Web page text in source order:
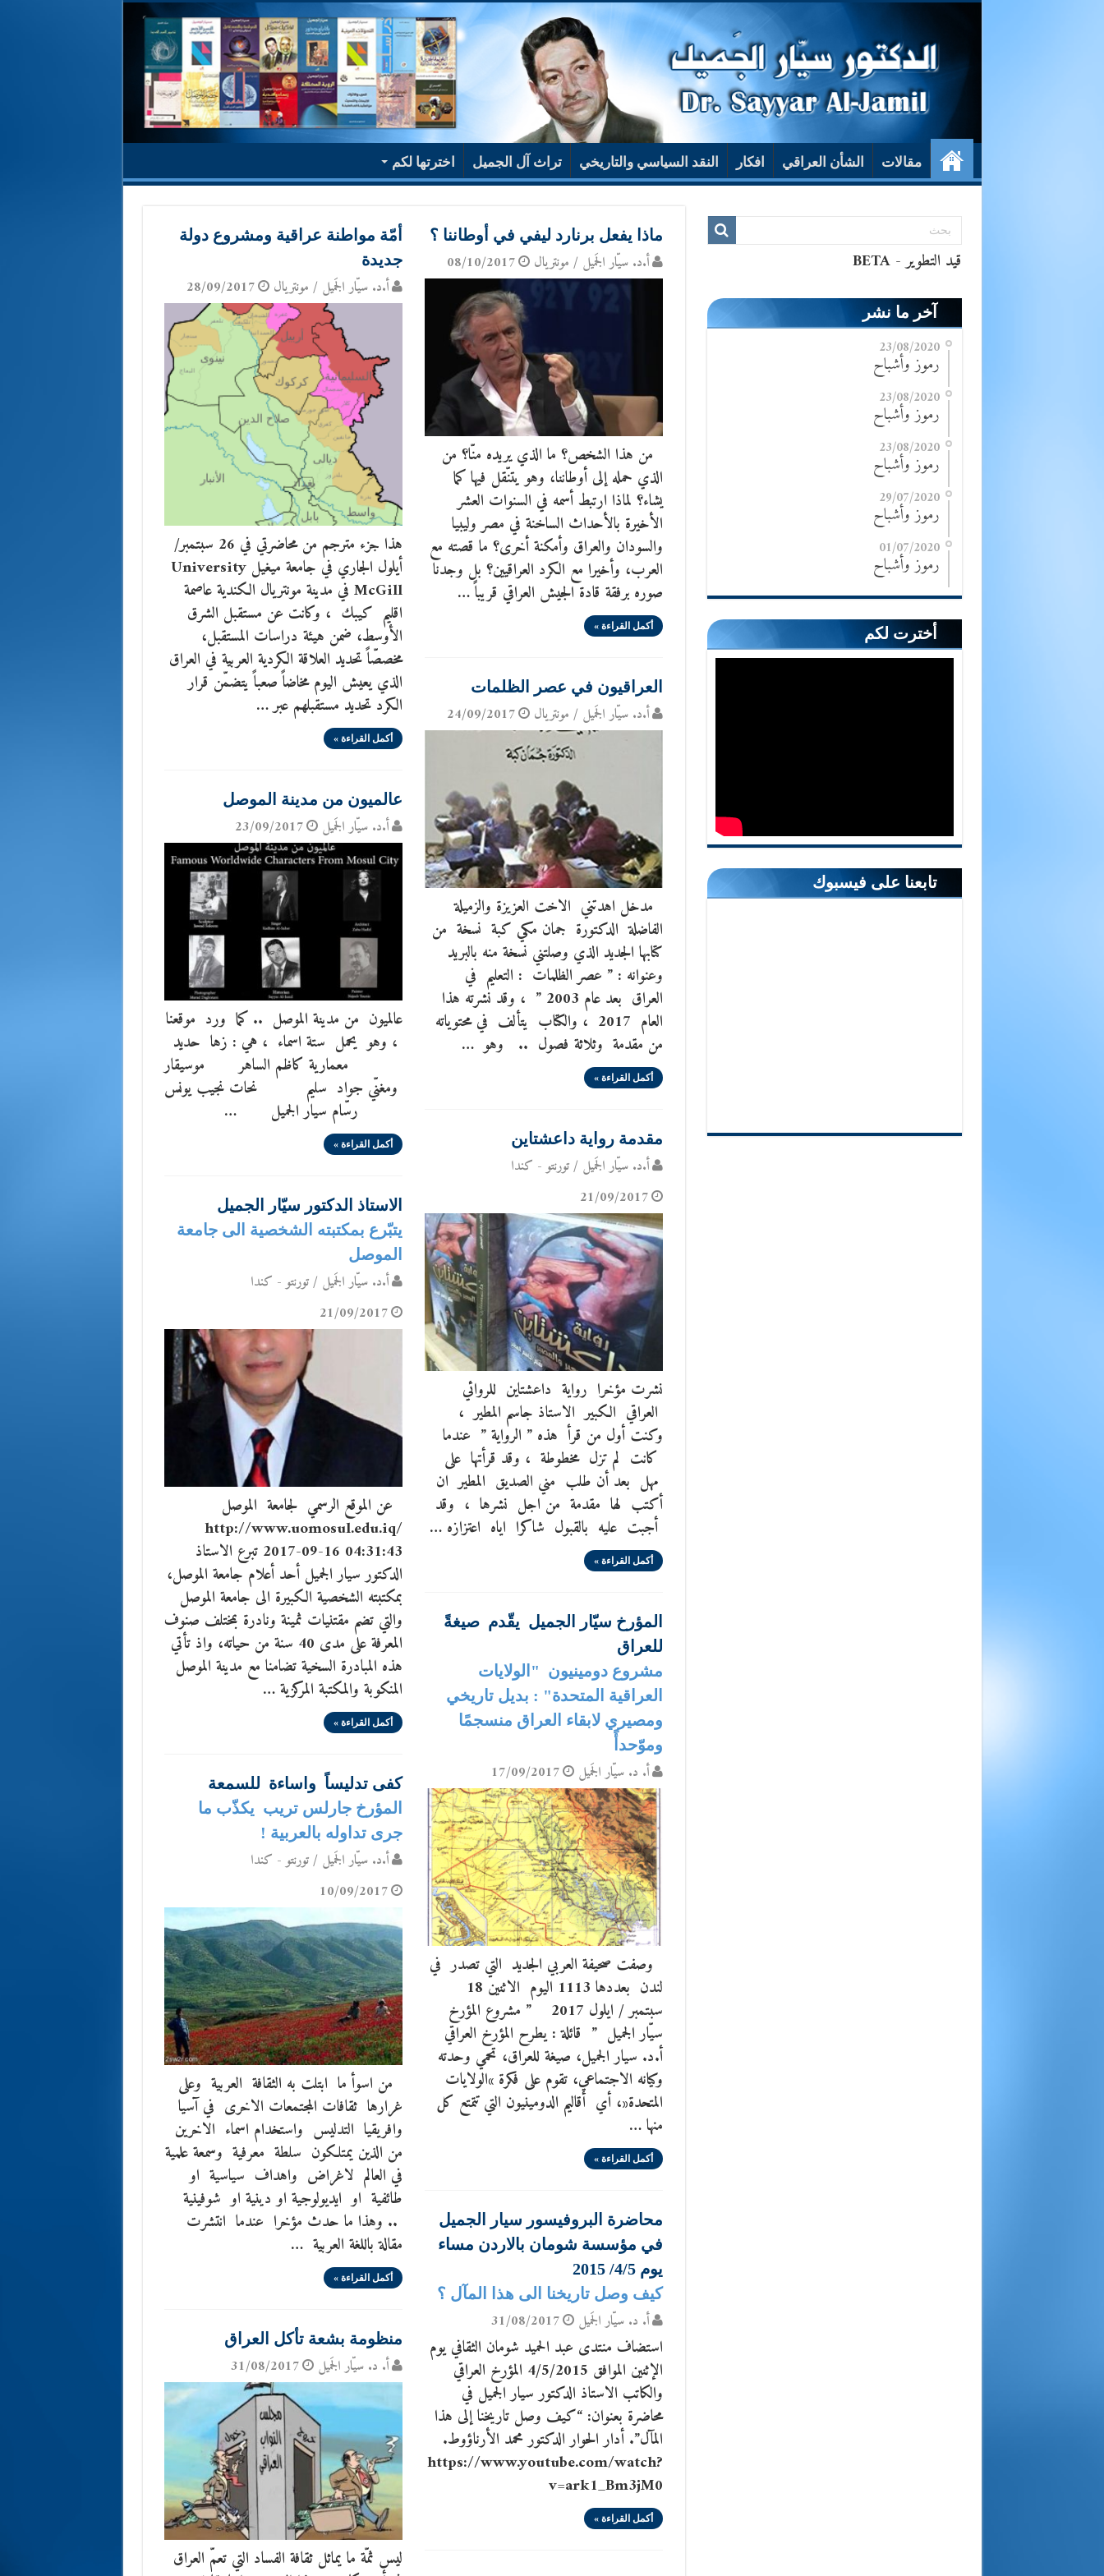
مقالات الشأن العراقي افكار النقد السياسي والتاريخي تراث آل الجميل اخترتها لكم
ماذا يفعل برنارد ليفي في أوطاننا ؟
أ.د. سيّار الجَميل / مونتريال 08/10/2017
من هذا الشخص؟ ما الذي يريده منّا؟ من
الذي حمله إلى أوطاننا، وهو يتنّقل فيها كما
يشاء؟ لماذا ارتبط أسمه في السنوات العشر
الأخيرة بالأحداث الساخنة في مصر وليبيا
والسودان والعراق وأمكنة أخرى؟ ما قصته مع
العرب، وأخيرا مع الكرد العراقيين؟ بل وجدنا
صوره برفقة قادة الجيش العراقي قريباً …
أكمل القراءة »
أمّة مواطنة عراقية ومشروع دولة
جديدة
أ.د. سيّار الجَميل / مونتريال 28/09/2017
هذا جزء مترجم من محاضرتي في 26 سبتمبر/
أيلول الجاري في جامعة ميغيل University
McGill في مدينة مونتريال الكندية عاصمة
اقليم كيبك ، وكانت عن مستقبل الشرق
الأوسط، ضمن هيئة دراسات المستقبل،
مخصصّاً تحديد العلاقة الكردية العربية في العراق
الذي يعيش اليوم مخاضاً صعباً يتضمّن قرار
الكرد تحديد مستقبلهم عبر …
أكمل القراءة »
العراقيون في عصر الظلمات
أ.د. سيّار الجَميل / مونتريال 24/09/2017
مدخل اهدتني الاخت العزيزة والزميلة
الفاضلة الدكتورة جمان مكي كبة نسخة من
كتابها الجديد الذي وصلتني نسخة منه بالبريد
وعنوانه : ” عصر الظلمات : التعليم في
العراق بعد عام 2003 ” ، وقد نشرته هذا
العام 2017 ، والكتاب يتألف في محتوياته
من مقدمة وثلاثة فصول .. وهو …
أكمل القراءة »
عالميون من مدينة الموصل
أ.د. سيّار الجَميل 23/09/2017
عالميون من مدينة الموصل .. كما ورد موقعنا
، وهو يحمل ستة اسماء ، هي : زها حديد
معمارية كاظم الساهر موسيقار
ومغنّي جواد سليم نحات نجيب يونس
رسّام سيار الجميل …
أكمل القراءة » مقدمة رواية داعشتاين
أ.د. سيّار الجَميل / تورنتو - كندا
21/09/2017
نشرت مؤخرا رواية داعشتاين للروائي
العراقي الكبير الاستاذ جاسم المطير ،
وكنت أول من قرأ هذه ” الرواية ” عندما
كانت لم تزل مخطوطة ، وقد قرأتها على
مهل بعد أن طلب مني الصديق المطير ان
أكتب لها مقدمة من اجل نشرها ، وقد
أجبت عليه بالقبول شاكرا اياه اعتزازه …
أكمل القراءة »
الاستاذ الدكتور سيّار الجميل
يتبّرع بمكتبته الشخصية الى جامعة
الموصل
أ.د. سيّار الجَميل / تورنتو - كندا
21/09/2017
عن الموقع الرسمي لجامعة الموصل
http://www.uomosul.edu.iq/
2017-09-16 04:31:43 تبرع الاستاذ
الدكتور سيار الجميل أحد أعلام جامعة الموصل،
بمكتبته الشخصية الكبيرة الى جامعة الموصل
والتي تضم مقتنيات ثمينة ونادرة بمختلف صنوف
المعرفة على مدى 40 سنة من حياته، واذ تأتي
هذه المبادرة السخية تضامنا مع مدينة الموصل
المنكوبة والمكتبة المركزية …
أكمل القراءة »
المؤرخ سيّار الجميل يقّدم صيغةً
للعراق
مشروع دومينيون "الولايات
العراقية المتحدة" : بديل تاريخي
ومصيري لابقاء العراق منسجمًا
وموّحدأً
أ. د. سيّار الجَميل 17/09/2017
وصفت صحيفة العربي الجديد التي تصدر في
سبتمبر / ايلول 2017 ” مشروع المؤرخ
سيّار الجميل ” قائلة : يطرح المؤرخ العراقي
أ.د. سيار الجميل، صيغة للعراق، تحمي وحدته
وكيانه الاجتماعي، تقوم على فكرة »الولايات
المتحدة«، أي أقاليم الدومينيون التي تتمتع كل
منها …
أكمل القراءة »
كفى تدليساً واساءة للسمعة
المؤرخ جارلس تريب يكذّب ما
جرى تداوله بالعربية !
أ.د. سيّار الجَميل / تورنتو - كندا
10/09/2017
من اسوأ ما ابتلت به الثقافة العربية وعلى
غرارها ثقافات المجتمعات الاخرى في آسيا
وافريقيا التدليس واستخدام اسماء الاخرين
من الذين يمتلكون سلطة معرفية وسمعة علمية
في العالم لاغراض واهداف سياسية او
طائفية او ايديولوجية او دينية او شوفينية
.. وهذا ما حدث مؤخرا عندما انتشرت
مقالة باللغة العربية …
أكمل القراءة »
محاضرة البروفيسور سيار الجميل
في مؤسسة شومان بالاردن مساء
يوم 4/5/ 2015
كيف وصل تاريخنا الى هذا المآل ؟
أ. د. سيّار الجَميل 31/08/2017
استضاف منتدى عبد الحميد شومان الثقافي يوم
الإثنين الموافق 4/5/2015 المؤرخ العراقي
والكاتب الاستاذ الدكتور سيار الجميل في
محاضرة بعنوان: “كيف وصل تاريخنا إلى هذا
المآل”. أدار الحوار الدكتور محمد الأرناؤوط.
https://www.youtube.com/watch?
v=ark1_Bm3jM0
أكمل القراءة »
منظومة بشعة تأكل العراق
أ. د. سيّار الجَميل 31/08/2017
ليس ثمّة ما يماثل ثقافة الفساد التي تعمّ العراق
آخر ما نشر
23/08/2020
رموز وأشباح
23/08/2020
رموز وأشباح
23/08/2020
رموز وأشباح
29/07/2020
رموز وأشباح
01/07/2020
رموز وأشباح
أخترت لكم
تابعنا على فيسبوك